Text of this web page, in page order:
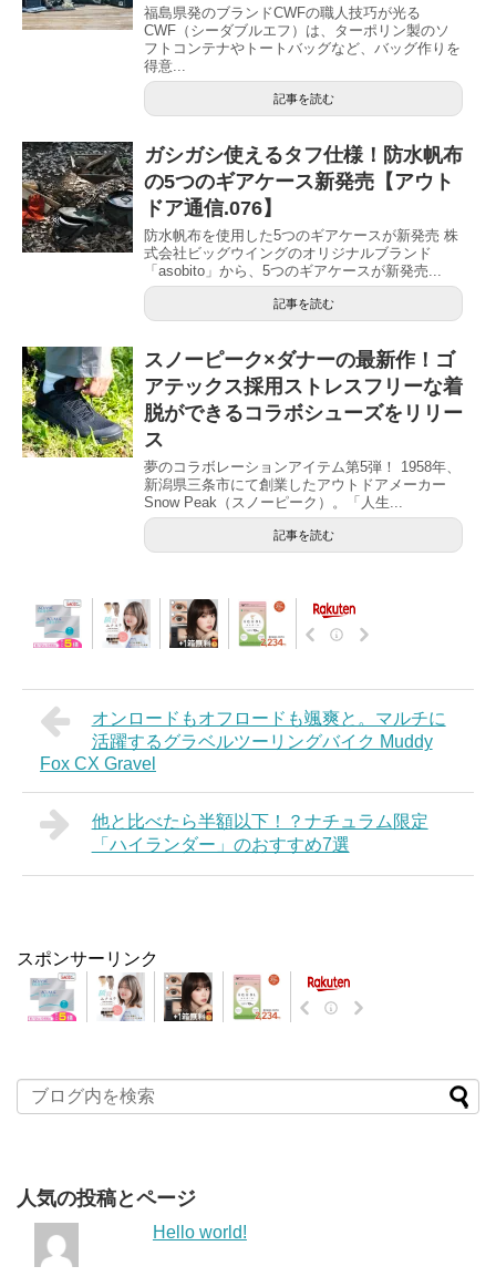
福島県発のブランドCWFの職人技巧が光る
CWF（シーダブルエフ）は、ターポリン製のソ
フトコンテナやトートバッグなど、バッグ作りを
得意...
記事を読む
ガシガシ使えるタフ仕様！防水帆布
の5つのギアケース新発売【アウト
ドア通信.076】
防水帆布を使用した5つのギアケースが新発売 株
式会社ビッグウイングのオリジナルブランド
「asobito」から、5つのギアケースが新発売...
記事を読む
スノーピーク×ダナーの最新作！ゴ
アテックス採用ストレスフリーな着
脱ができるコラボシューズをリリー
ス
夢のコラボレーションアイテム第5弾！ 1958年、
新潟県三条市にて創業したアウトドアメーカー
Snow Peak（スノーピーク）。「人生...
記事を読む
オンロードもオフロードも颯爽と。マルチに
活躍するグラベルツーリングバイク Muddy
Fox CX Gravel
他と比べたら半額以下！？ナチュラム限定
「ハイランダー」のおすすめ7選
スポンサーリンク
人気の投稿とページ
Hello world!